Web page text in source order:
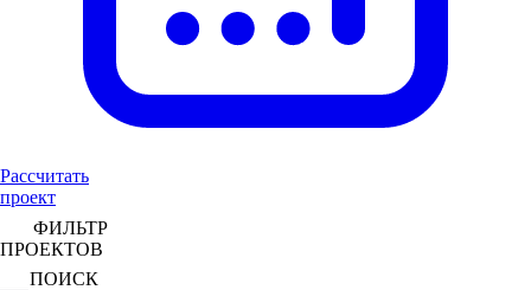
Рассчитать
проект
ФИЛЬТР
ПРОЕКТОВ
ПОИСК